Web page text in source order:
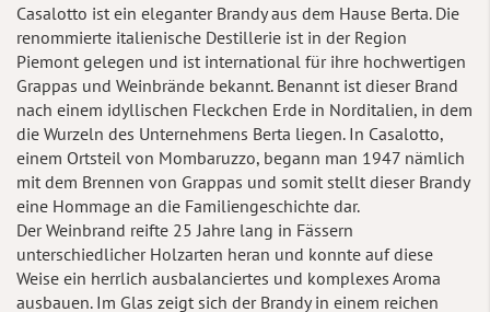
Casalotto ist ein eleganter Brandy aus dem Hause Berta. Die
renommierte italienische Destillerie ist in der Region
Piemont gelegen und ist international für ihre hochwertigen
Grappas und Weinbrände bekannt. Benannt ist dieser Brand
nach einem idyllischen Fleckchen Erde in Norditalien, in dem
die Wurzeln des Unternehmens Berta liegen. In Casalotto,
einem Ortsteil von Mombaruzzo, begann man 1947 nämlich
mit dem Brennen von Grappas und somit stellt dieser Brandy
eine Hommage an die Familiengeschichte dar.
Der Weinbrand reifte 25 Jahre lang in Fässern
unterschiedlicher Holzarten heran und konnte auf diese
Weise ein herrlich ausbalanciertes und komplexes Aroma
ausbauen. Im Glas zeigt sich der Brandy in einem reichen